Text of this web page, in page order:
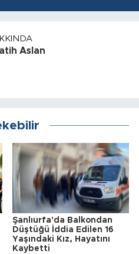
Aslan
Şanlıurfa'da Balkondan
Düştüğü İddia Edilen 16
Yaşındaki Kız, Hayatını
Kaybetti